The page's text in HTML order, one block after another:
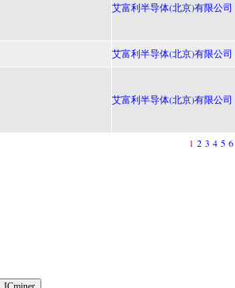
艾富利半导体(北京)有限公司
艾富利半导体(北京)有限公司
艾富利半导体(北京)有限公司
1 2 3 4 5 6